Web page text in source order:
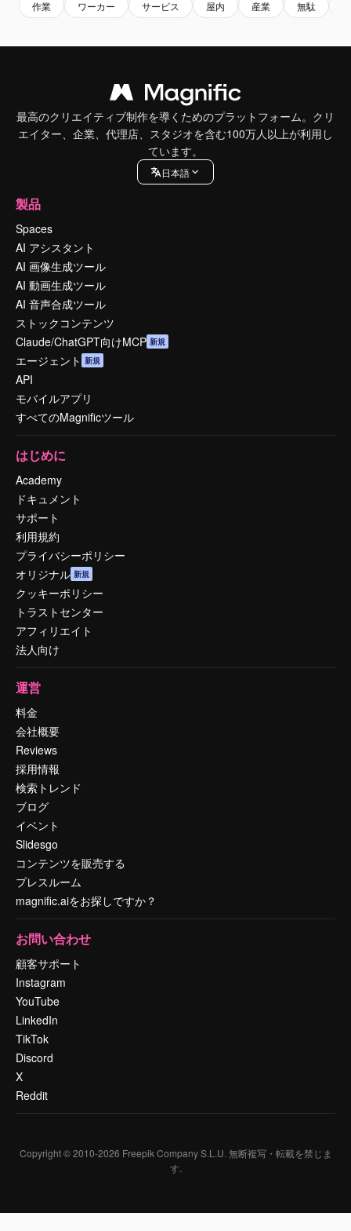
作業 ワーカー サービス 屋内 産業 無駄
最高のクリエイティブ制作を導くためのプラットフォーム。クリ
エイター、企業、代理店、スタジオを含む100万人以上が利用し
ています。
日本語
製品
Spaces
AI アシスタント
AI 画像生成ツール
AI 動画生成ツール
AI 音声合成ツール
ストックコンテンツ
Claude/ChatGPT向けMCP 新規
エージェント 新規
API
モバイルアプリ
すべてのMagnificツール
はじめに
Academy
ドキュメント
サポート
利用規約
プライバシーポリシー
オリジナル 新規
クッキーポリシー
トラストセンター
アフィリエイト
法人向け
運営
料金
会社概要
Reviews
採用情報
検索トレンド
ブログ
イベント
Slidesgo
コンテンツを販売する
プレスルーム
magnific.aiをお探しですか？
お問い合わせ
顧客サポート
Instagram
YouTube
LinkedIn
TikTok
Discord
X
Reddit
Copyright © 2010-2026 Freepik Company S.L.U. 無断複写・転載を禁じま
す.